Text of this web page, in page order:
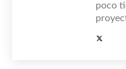
poco